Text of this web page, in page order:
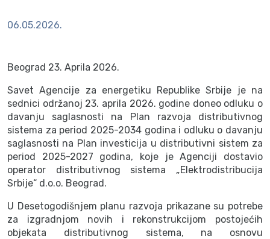
06.05.2026.
Beograd 23. Aprila 2026.
Savet Agencije za energetiku Republike Srbije je na
sednici održanoj 23. aprila 2026. godine doneo odluku o
davanju saglasnosti na Plan razvoja distributivnog
sistema za period 2025-2034 godina i odluku o davanju
saglasnosti na Plan investicija u distributivni sistem za
period 2025-2027 godina, koje je Agenciji dostavio
operator distributivnog sistema „Elektrodistribucija
Srbije“ d.o.o. Beograd.
U Desetogodišnjem planu razvoja prikazane su potrebe
za izgradnjom novih i rekonstrukcijom postojećih
objekata distributivnog sistema, na osnovu